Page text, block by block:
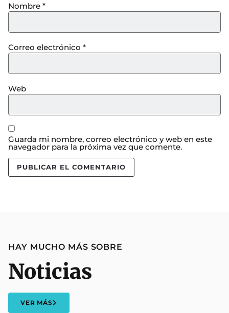
Nombre *
Correo electrónico *
Web
Guarda mi nombre, correo electrónico y web en este
navegador para la próxima vez que comente.
HAY MUCHO MÁS SOBRE
Noticias
VER MÁS